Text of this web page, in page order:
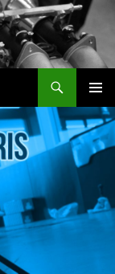
メインメ
ニュー